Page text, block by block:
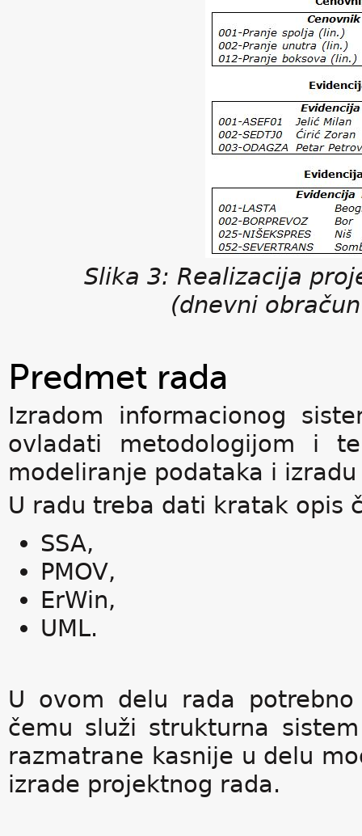
Slika 3: Realizacija
(dnevni
Predmet rada
Izradom informacionog
ovladati metodologijom i
modeliranje podataka i
U radu treba dati kratak opis
SSA,
PMOV,
ErWin,
UML.
U ovom delu rada
čemu služi strukturna
razmatrane kasnije u delu
izrade projektnog rada.